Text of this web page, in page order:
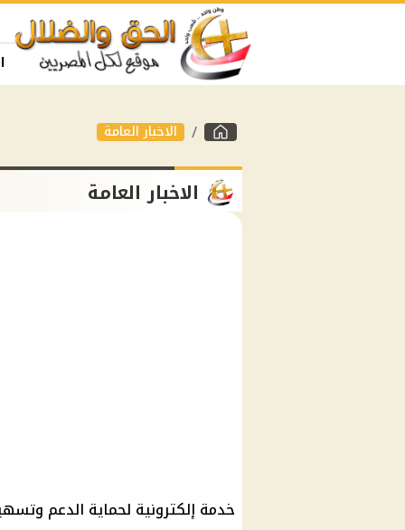
الاخبار العامة
الاخبار العامة
خدمة إلكترونية لحماية الدعم